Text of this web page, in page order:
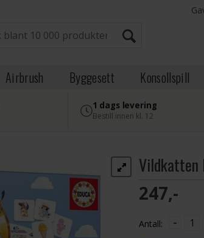
Airbrush Byggesett Konsollspill
1 dags levering
Bestill innen kl. 12
247,-
Antall: -